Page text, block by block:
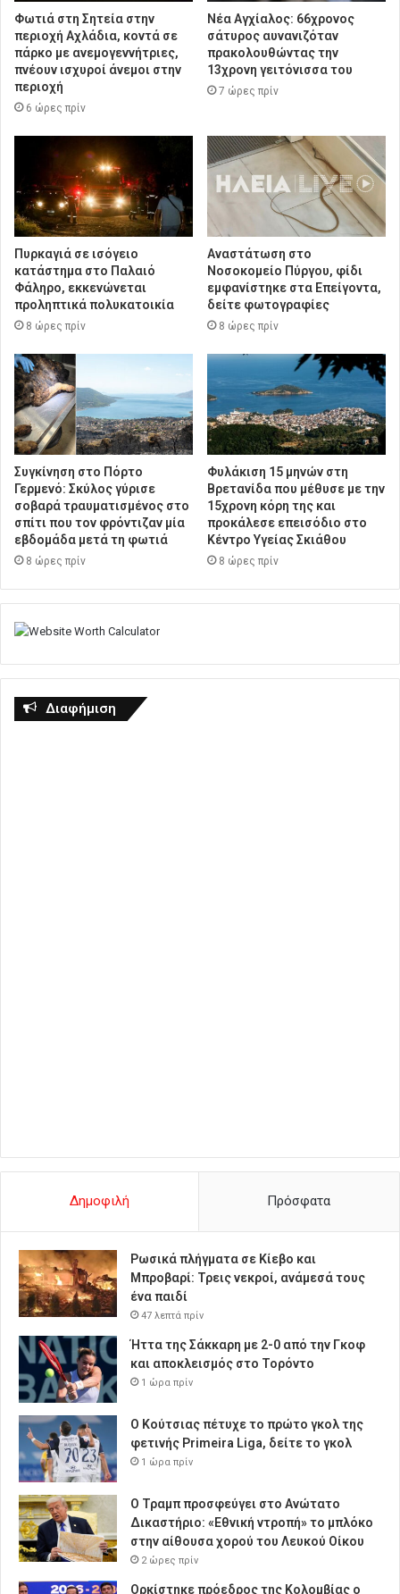
Φωτιά στη Σητεία στην
περιοχή Αχλάδια, κοντά σε
πάρκο με ανεμογεννήτριες,
πνέουν ισχυροί άνεμοι στην
περιοχή
6 ώρες πρίν
Νέα Αγχίαλος: 66χρονος
σάτυρος αυνανιζόταν
πρακολουθώντας την
13χρονη γειτόνισσα του
7 ώρες πρίν
Πυρκαγιά σε ισόγειο
κατάστημα στο Παλαιό
Φάληρο, εκκενώνεται
προληπτικά πολυκατοικία
8 ώρες πρίν
Αναστάτωση στο
Νοσοκομείο Πύργου, φίδι
εμφανίστηκε στα Επείγοντα,
δείτε φωτογραφίες
8 ώρες πρίν
Συγκίνηση στο Πόρτο
Γερμενό: Σκύλος γύρισε
σοβαρά τραυματισμένος στο
σπίτι που τον φρόντιζαν μία
εβδομάδα μετά τη φωτιά
8 ώρες πρίν
Φυλάκιση 15 μηνών στη
Βρετανίδα που μέθυσε με την
15χρονη κόρη της και
προκάλεσε επεισόδιο στο
Κέντρο Υγείας Σκιάθου
8 ώρες πρίν
Διαφήμιση
Δημοφιλή Πρόσφατα
Ρωσικά πλήγματα σε Κίεβο και
Μπροβαρί: Τρεις νεκροί, ανάμεσά τους
ένα παιδί
47 λεπτά πρίν
Ήττα της Σάκκαρη με 2-0 από την Γκοφ
και αποκλεισμός στο Τορόντο
1 ώρα πρίν
Ο Κούτσιας πέτυχε το πρώτο γκολ της
φετινής Primeira Liga, δείτε το γκολ
1 ώρα πρίν
Ο Τραμπ προσφεύγει στο Ανώτατο
Δικαστήριο: «Εθνική ντροπή» το μπλόκο
στην αίθουσα χορού του Λευκού Οίκου
2 ώρες πρίν
Ορκίστηκε πρόεδρος της Κολομβίας ο